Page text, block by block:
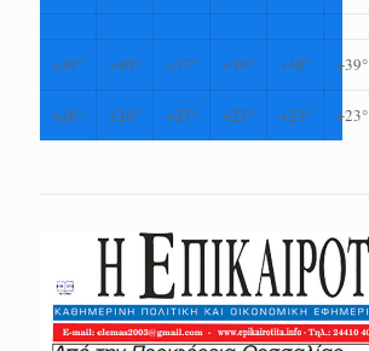
+39° +40° +37° +39° +40° +39°
+26° +26° +25° +23° +23° +23°